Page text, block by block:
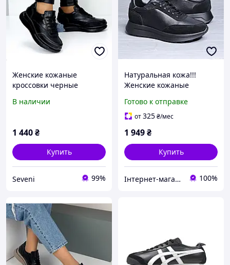
Женские кожаные
кроссовки черные
натуральная кожа
В наличии
1 440₴
Купить
Seveni 99%
Натуральная кожа!!!
Женские кожаные
стиле Guess!!!
Готово к отправке
от325₴/мес
1 949₴
Купить
Інтернет-магазин взуття "Мінімалочка" 100%